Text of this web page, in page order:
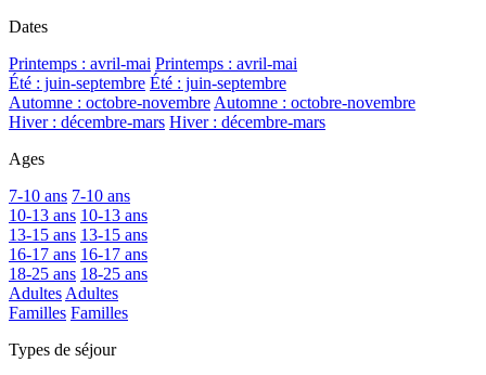
Dates
Printemps : avril-mai Printemps : avril-mai
Été : juin-septembre Été : juin-septembre
Automne : octobre-novembre Automne : octobre-novembre
Hiver : décembre-mars Hiver : décembre-mars
Ages
7-10 ans 7-10 ans
10-13 ans 10-13 ans
13-15 ans 13-15 ans
16-17 ans 16-17 ans
18-25 ans 18-25 ans
Adultes Adultes
Familles Familles
Types de séjour